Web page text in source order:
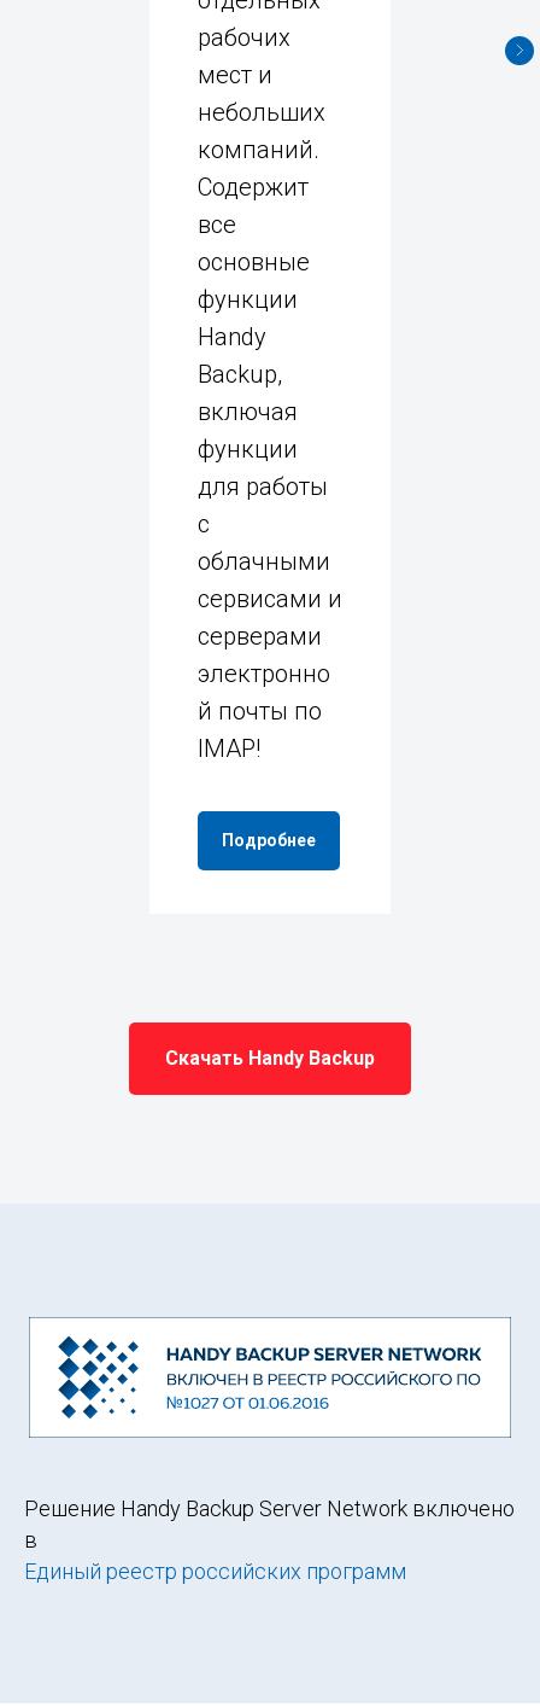
рабочих
мест и
небольших
компаний.
Содержит
все
основные
функции
Handy
Backup,
включая
функции
для работы
с
облачными
сервисами и
серверами
электронно
й почты по
IMAP!
Подробнее
Скачать Handy Backup
Решение Handy Backup Server Network включено
в
Единый реестр российских программ